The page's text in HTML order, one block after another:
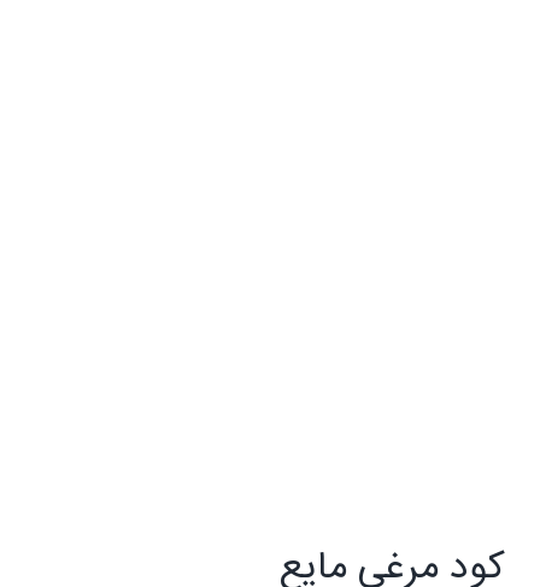
کود مرغی مایع